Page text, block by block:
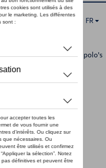
FR
>Vêtements >T-shirts/polo's
- XL